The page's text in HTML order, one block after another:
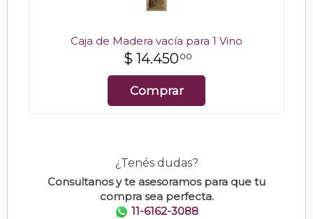
Caja de Madera vacía para 1 Vino
$ 14.45000
Comprar
¿Tenés dudas?
Consultanos y te asesoramos para que tu
compra sea perfecta.
11-6162-3088